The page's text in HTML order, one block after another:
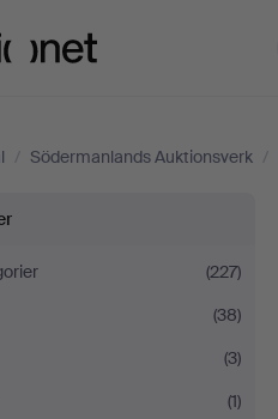
/ Södermanlands Auktionsverk /
(227)
(38)
(3)
(1)